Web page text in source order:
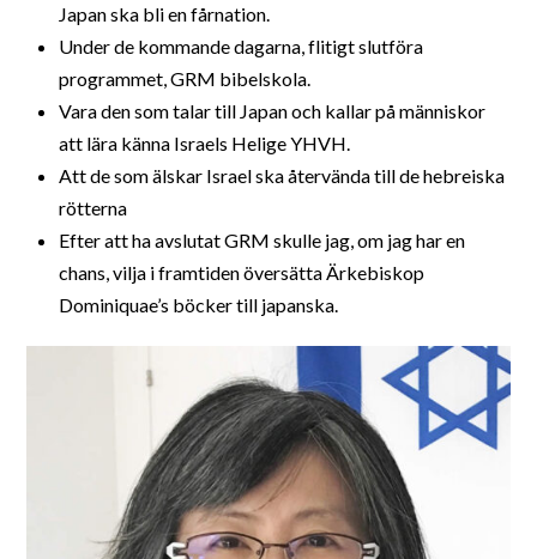
Japan ska bli en fårnation.
Under de kommande dagarna, flitigt slutföra
programmet, GRM bibelskola.
Vara den som talar till Japan och kallar på människor
att lära känna Israels Helige YHVH.
Att de som älskar Israel ska återvända till de hebreiska
rötterna
Efter att ha avslutat GRM skulle jag, om jag har en
chans, vilja i framtiden översätta Ärkebiskop
Dominiquae’s böcker till japanska.